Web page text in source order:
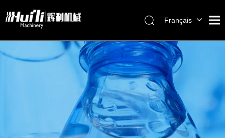
Français
العربية
Pусский
Español
Português